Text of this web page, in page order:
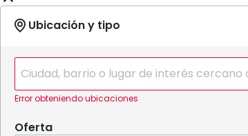
Error obteniendo ubicaciones
Oferta